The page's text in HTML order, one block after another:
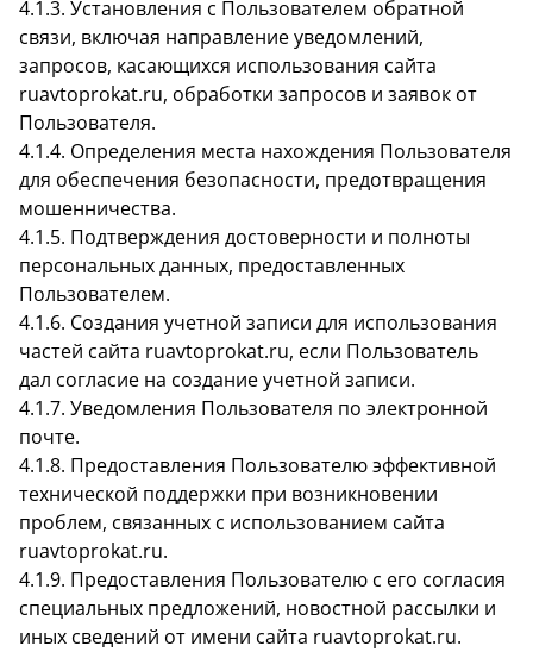
4.1.3. Установления с Пользователем обратной
связи, включая направление уведомлений,
запросов, касающихся использования сайта
ruavtoprokat.ru, обработки запросов и заявок от
Пользователя.
4.1.4. Определения места нахождения Пользователя
для обеспечения безопасности, предотвращения
мошенничества.
4.1.5. Подтверждения достоверности и полноты
персональных данных, предоставленных
Пользователем.
4.1.6. Создания учетной записи для использования
частей сайта ruavtoprokat.ru, если Пользователь
дал согласие на создание учетной записи.
4.1.7. Уведомления Пользователя по электронной
почте.
4.1.8. Предоставления Пользователю эффективной
технической поддержки при возникновении
проблем, связанных с использованием сайта
ruavtoprokat.ru.
4.1.9. Предоставления Пользователю с его согласия
специальных предложений, новостной рассылки и
иных сведений от имени сайта ruavtoprokat.ru.